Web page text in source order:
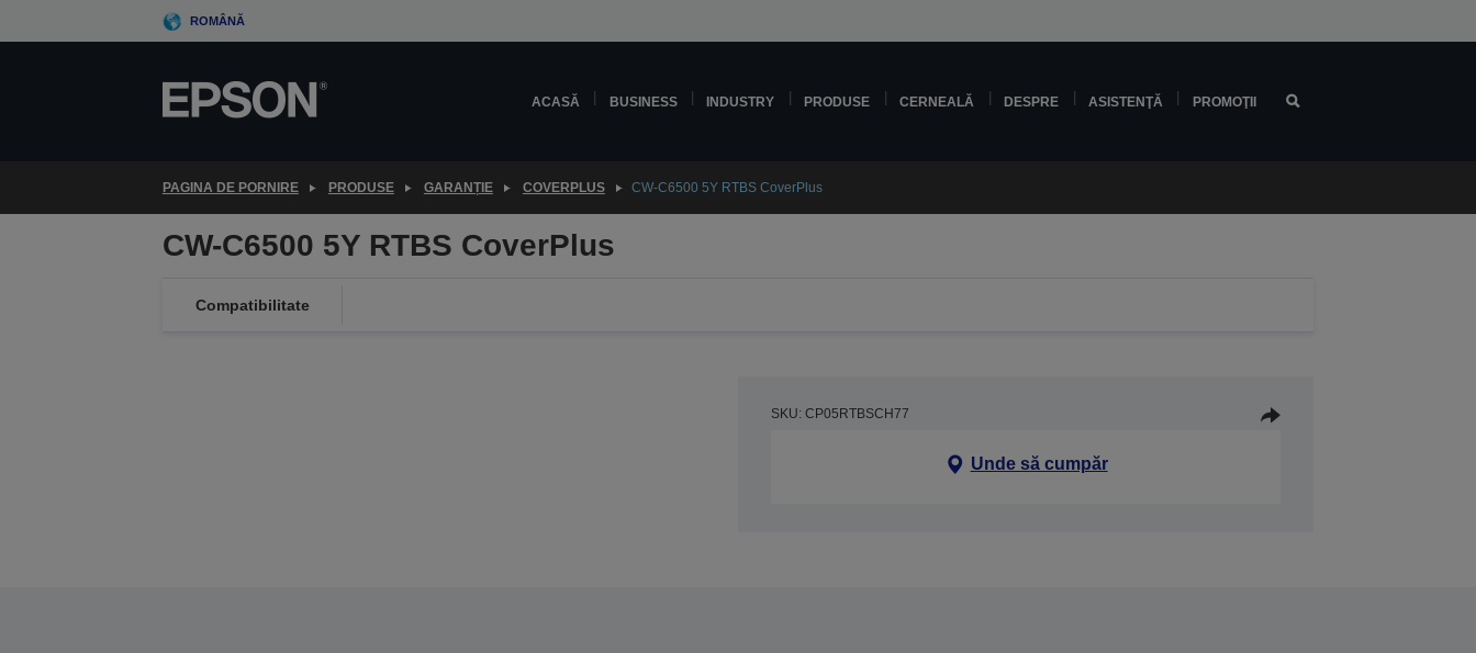
to
ROMÂNĂ
ACASĂ BUSINESS INDUSTRY PRODUSE CERNEALĂ DESPRE ASISTENŢĂ PROMOŢII
PAGINA DE PORNIRE PRODUSE GARANȚIE COVERPLUS CW-C6500 5Y RTBS CoverPlus
CW-C6500 5Y RTBS CoverPlus
Compatibilitate
SKU: CP05RTBSCH77
Unde să cumpăr